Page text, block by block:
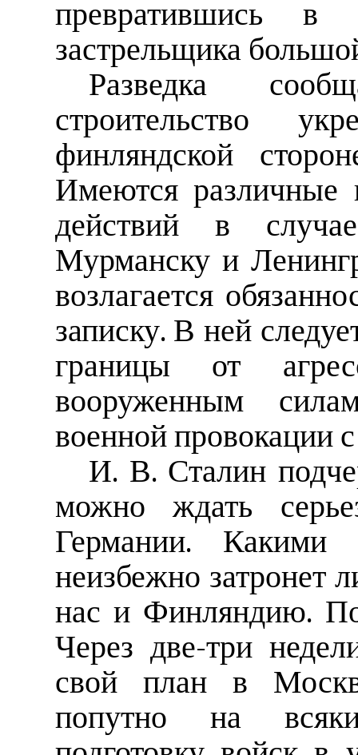
превратившись в
застрельщика
Разведка
строительство
финляндской
Имеются различные
действий в
Мурманску и
возлагается
записку. В ней
границы от
вооруженным
военной провокации
И. В. Сталин
можно ждать
Германии.
неизбежно затронет
нас и Финляндию.
Через две-три
свой план в
попутно на